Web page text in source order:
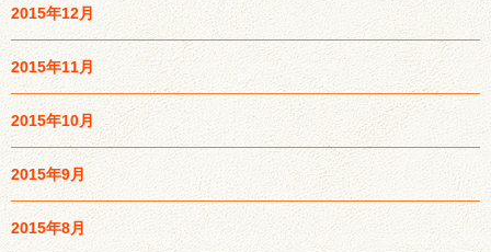
2015年12月
2015年11月
2015年10月
2015年9月
2015年8月